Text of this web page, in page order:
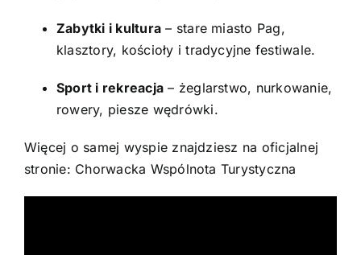
Zabytki i kultura – stare miasto Pag,
klasztory, kościoły i tradycyjne festiwale.
Sport i rekreacja – żeglarstwo, nurkowanie,
rowery, piesze wędrówki.
Więcej o samej wyspie znajdziesz na oficjalnej
stronie: Chorwacka Wspólnota Turystyczna